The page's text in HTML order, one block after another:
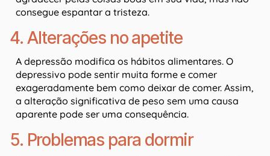
consegue espantar a tristeza.
4. Alterações no apetite
A depressão modifica os hábitos alimentares. O
depressivo pode sentir muita forme e comer
exageradamente bem como deixar de comer. Assim,
a alteração significativa de peso sem uma causa
aparente pode ser uma consequência.
5. Problemas para dormir